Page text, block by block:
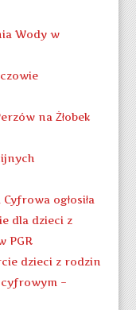
Wody w
na Żłobek
ogłosiła
dla dzieci z
PGR
dzieci z rodzin
–